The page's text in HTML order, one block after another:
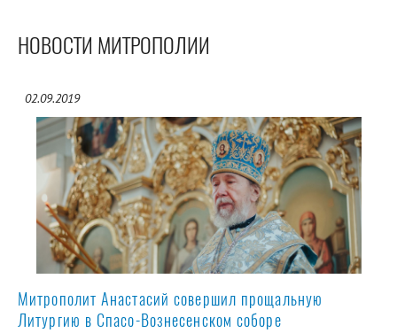
НОВОСТИ МИТРОПОЛИИ
02.09.2019
Митрополит Анастасий совершил прощальную
Литургию в Спасо-Вознесенском соборе